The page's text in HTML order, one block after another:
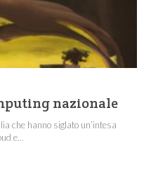
nazionale
che hanno siglato un’intesa
e...